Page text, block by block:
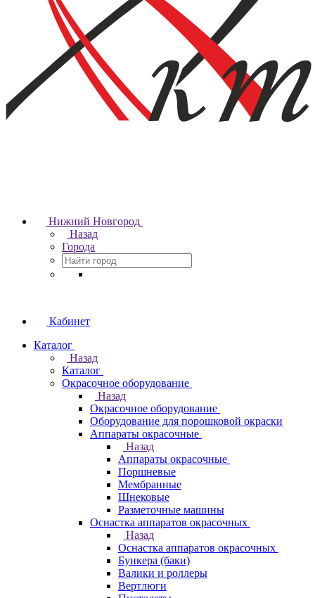
Нижний Новгород
Назад
Города
Кабинет
Каталог
Назад
Каталог
Окрасочное оборудование
Назад
Окрасочное оборудование
Оборудование для порошковой окраски
Аппараты окрасочные
Назад
Аппараты окрасочные
Поршневые
Мембранные
Шнековые
Разметочные машины
Оснастка аппаратов окрасочных
Назад
Оснастка аппаратов окрасочных
Бункера (баки)
Валики и роллеры
Вертлюги